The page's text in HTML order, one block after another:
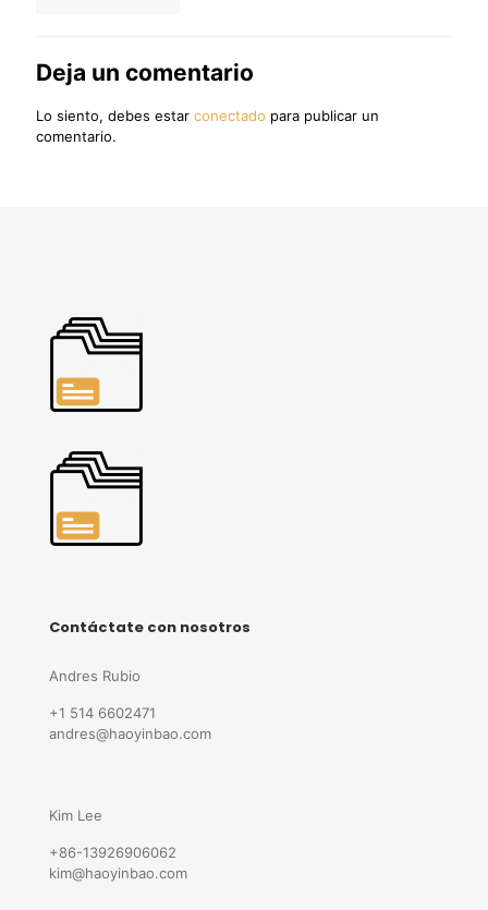
Deja un comentario
Lo siento, debes estar conectado para publicar un
comentario.
Contáctate con nosotros
Andres Rubio
+1 514 6602471
andres@haoyinbao.com
Kim Lee
+86-13926906062
kim@haoyinbao.com